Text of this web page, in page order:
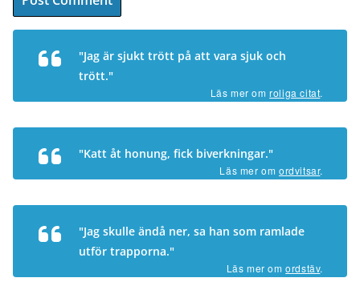
"Jag är sjukt trött på att vara sjuk och
trött."
Läs mer omroliga citat.
"Katt åt honung, fick biverkningar."
Läs mer om ordvitsar.
"Jag skulle ändå ner, sa han som ramlade
utför trapporna."
Läs mer omordstäv.